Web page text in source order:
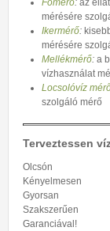
Vízterv
Árazatlan
Műszaki
Letölthető
Csapadékvíz
Csapadékvíz
GÁZ TERVEZÉS
Épületek
Műszaki
Gázkazán
Főmérő: az
mérésére
Ikermérő:
mérésére
Mellékmérő: a
vízhasználat
Locsolóvíz
szolgáló mérő
Terveztessen
Olcsón
Kényelmesen
Gyorsan
Szakszerűen
Garanciával!